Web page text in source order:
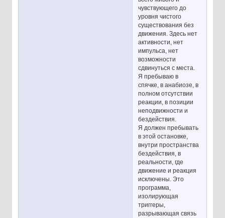
чувствующего до
уровня чистого
существования без
движения. Здесь нет
активности, нет
импульса, нет
возможности
сдвинуться с места.
Я пребываю в
спячке, в анабиозе, в
полном отсутствии
реакции, в позиции
неподвижности и
бездействия.
Я должен пребывать
в этой остановке,
внутри пространства
бездействия, в
реальности, где
движение и реакция
исключены. Это
программа,
изолирующая
триггеры,
разрывающая связь